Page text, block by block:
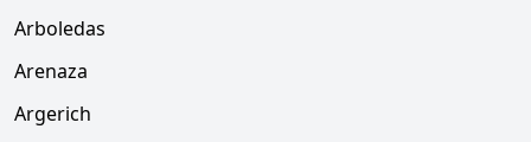
Arboledas
Arenaza
Argerich